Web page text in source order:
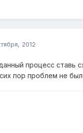
2012
процесс ставь
сих пор проблем не